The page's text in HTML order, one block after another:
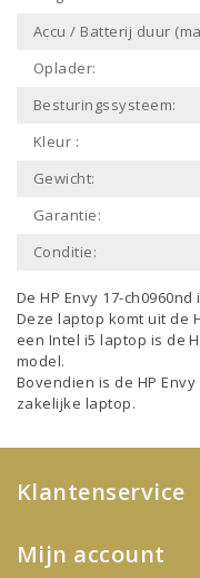
Accu / Batterij duur
Oplader:
Besturingssysteem:
Kleur :
Gewicht:
Garantie:
Conditie:
De HP Envy 17-ch0960nd
Deze laptop komt uit de
een Intel i5 laptop is de
model.
Bovendien is de HP
zakelijke laptop.
Klantenservice
Mijn account